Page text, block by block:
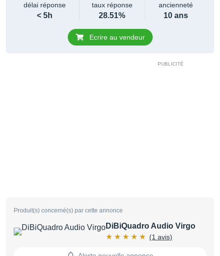
délai réponse
< 5h
taux réponse
28.51%
ancienneté
10 ans
Ecrire au vendeur
Produit(s) concerné(s) par cette annonce
DiBiQuadro Audio Virgo
(1 avis)